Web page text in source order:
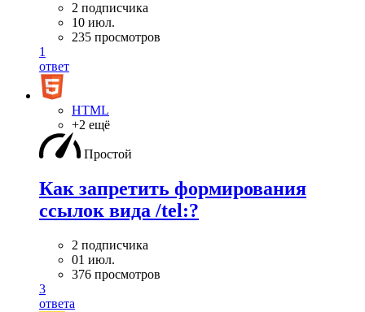
2 подписчика
10 июл.
235 просмотров
1
ответ
HTML
+2 ещё
Простой
Как запретить формирования
ссылок вида /tel:?
2 подписчика
01 июл.
376 просмотров
3
ответа